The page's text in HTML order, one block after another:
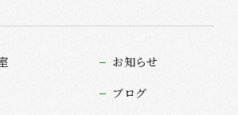
お知らせ
ブログ